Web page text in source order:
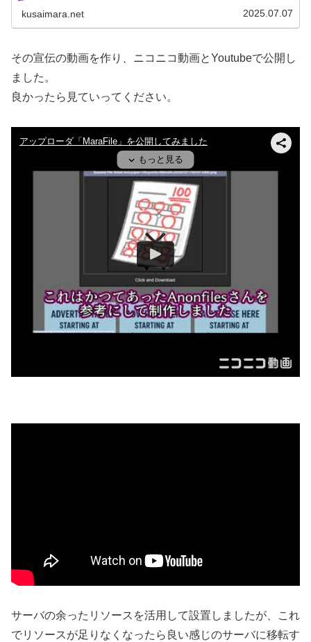
kusaimara.net 2025.07.07
その宣伝の動画を作り、ニコニコ動画とYoutubeで公開し
ました。
良かったら見ていってください。
サーバの余ったリソースを活用して設置しましたが、これ
でリソースが足りなくなったら良い感じのサーバに移転す